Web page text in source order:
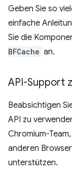
Geben Sie so
einfache
Sie die
BFCache an.
API-Support
Beabsichtigen
API zu
Chromium-
anderen
unterstützen.